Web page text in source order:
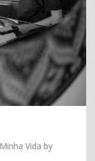
Minha Vida by